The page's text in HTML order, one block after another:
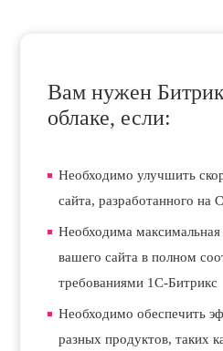
Вам нужен
облаке, если:
Необходимо улучшить
сайта, разработанного на
Необходима
вашего сайта в полном
требованиями 1С-Битрикс
Необходимо обеспечить
разных продуктов, таких